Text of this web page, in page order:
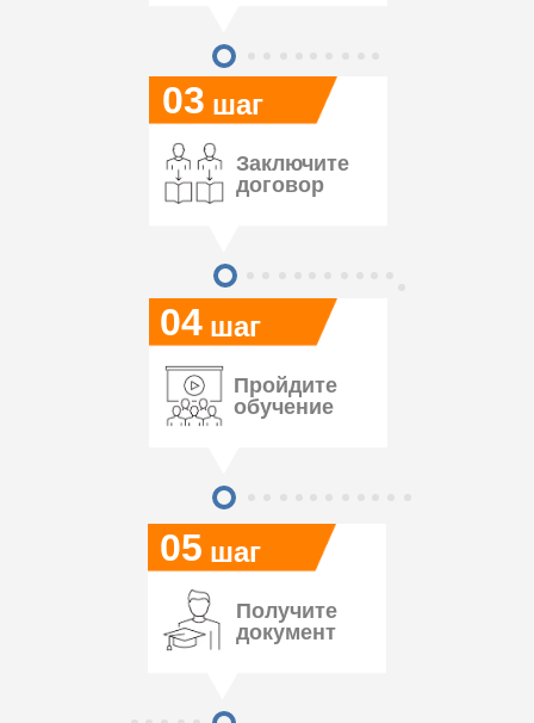
05
04
03 шаг
шаг
шаг
Заключите
договор
Пройдите
обучение
Получите
документ